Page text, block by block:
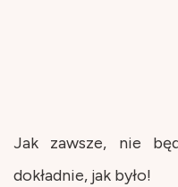
Jak zawsze, nie
dokładnie, jak było!